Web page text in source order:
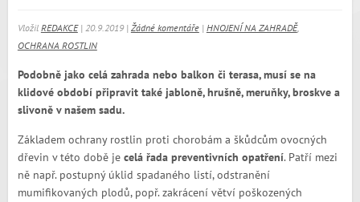
Vložil REDAKCE| 20.9.2019 | Žádné komentáře| HNOJENÍ NA ZAHRADĚ,
OCHRANA ROSTLIN
Podobně jako celá zahrada nebo balkon či terasa, musí se na
klidové období připravit také jabloně, hrušně, meruňky, broskve a
slivoně v našem sadu.
Základem ochrany rostlin proti chorobám a škůdcům ovocných
dřevin v této době je celá řada preventivních opatření. Patří mezi
ně např. postupný úklid spadaného listí, odstranění
mumifikovaných plodů, popř. zakrácení větví poškozených